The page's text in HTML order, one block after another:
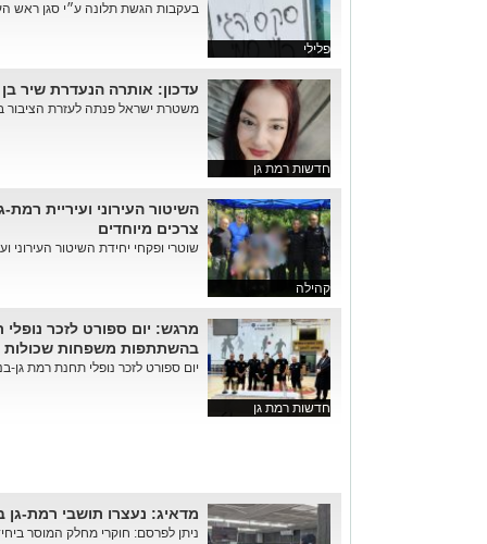
פלילי
בעקבות הגשת תלונה ע״י סגן ראש
חדשות רמת גן
עדכון: אותרה הנעדרת שיר
משטרת ישראל פנתה לעזרת הציבור
קהילה
השיטור העירוני ועיריית
צרכים מיוחדים
שוטרי ופקחי יחידת השיטור העירוני
חדשות רמת גן
מרגש: יום ספורט לזכר
בהשתתפות משפחות שכולות
יום ספורט לזכר נופלי תחנת רמת גן-
מדאיג: נעצרו תושבי רמת-
ניתן לפרסם: חוקרי מחלק המוסר